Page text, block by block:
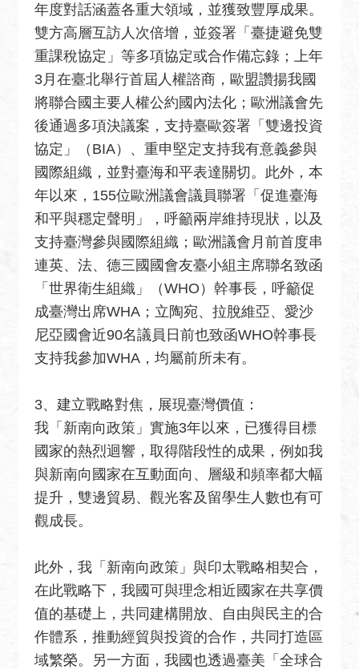
年度對話涵蓋各重大領域，並獲致豐厚成果。
雙方高層互訪人次倍增，並簽署「臺捷避免雙
重課稅協定」等多項協定或合作備忘錄；上年
3月在臺北舉行首屆人權諮商，歐盟讚揚我國
將聯合國主要人權公約國內法化；歐洲議會先
後通過多項決議案，支持臺歐簽署「雙邊投資
協定」（BIA）、重申堅定支持我有意義參與
國際組織，並對臺海和平表達關切。此外，本
年以來，155位歐洲議會議員聯署「促進臺海
和平與穩定聲明」，呼籲兩岸維持現狀，以及
支持臺灣參與國際組織；歐洲議會月前首度串
連英、法、德三國國會友臺小組主席聯名致函
「世界衛生組織」（WHO）幹事長，呼籲促
成臺灣出席WHA；立陶宛、拉脫維亞、愛沙
尼亞國會近90名議員日前也致函WHO幹事長
支持我參加WHA，均屬前所未有。
3、建立戰略對焦，展現臺灣價值：
我「新南向政策」實施3年以來，已獲得目標
國家的熱烈迴響，取得階段性的成果，例如我
與新南向國家在互動面向、層級和頻率都大幅
提升，雙邊貿易、觀光客及留學生人數也有可
觀成長。
此外，我「新南向政策」與印太戰略相契合，
在此戰略下，我國可與理念相近國家在共享價
值的基礎上，共同建構開放、自由與民主的合
作體系，推動經貿與投資的合作，共同打造區
域繁榮。另一方面，我國也透過臺美「全球合